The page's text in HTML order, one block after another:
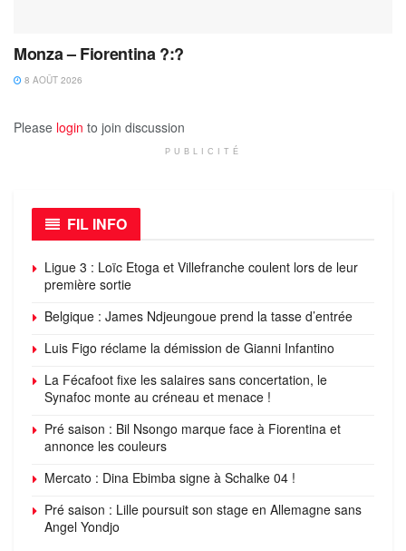
Monza – Fiorentina ?:?
8 AOÛT 2026
Please login to join discussion
PUBLICITÉ
FIL INFO
Ligue 3 : Loïc Etoga et Villefranche coulent lors de leur
première sortie
Belgique : James Ndjeungoue prend la tasse d’entrée
Luis Figo réclame la démission de Gianni Infantino
La Fécafoot fixe les salaires sans concertation, le
Synafoc monte au créneau et menace !
Pré saison : Bil Nsongo marque face à Fiorentina et
annonce les couleurs
Mercato : Dina Ebimba signe à Schalke 04 !
Pré saison : Lille poursuit son stage en Allemagne sans
Angel Yondjo